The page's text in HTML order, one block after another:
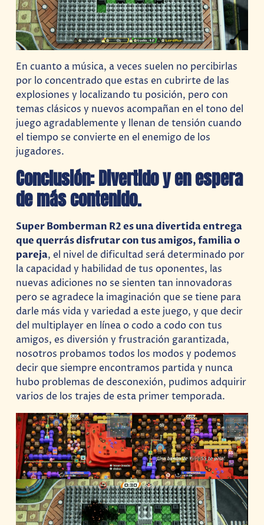
En cuanto a música, a veces suelen no percibirlas
por lo concentrado que estas en cubrirte de las
explosiones y localizando tu posición, pero con
temas clásicos y nuevos acompañan en el tono del
juego agradablemente y llenan de tensión cuando
el tiempo se convierte en el enemigo de los
jugadores.
Conclusión: Divertido y en espera
de más contenido.
Super Bomberman R2 es una divertida entrega
que querrás disfrutar con tus amigos, familia o
pareja, el nivel de dificultad será determinado por
la capacidad y habilidad de tus oponentes, las
nuevas adiciones no se sienten tan innovadoras
pero se agradece la imaginación que se tiene para
darle más vida y variedad a este juego, y que decir
del multiplayer en línea o codo a codo con tus
amigos, es diversión y frustración garantizada,
nosotros probamos todos los modos y podemos
decir que siempre encontramos partida y nunca
hubo problemas de desconexión, pudimos adquirir
varios de los trajes de esta primer temporada.